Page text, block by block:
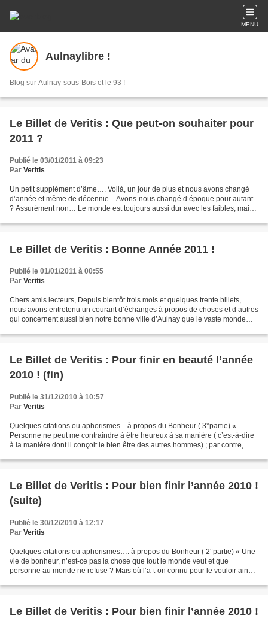
MENU
Aulnaylibre !
Blog sur Aulnay-sous-Bois et le 93 !
Le Billet de Veritis : Que peut-on souhaiter pour
2011 ?
Publié le 03/01/2011 à 09:23
Par Veritis
Un petit supplément d’âme…. Voilà, un jour de plus et nous avons changé
d’année et même de décennie…Avons-nous changé d’époque pour autant
? Assurément non… Le monde est toujours aussi dur avec les faibles, mais
Le Billet de Veritis : Bonne Année 2011 !
Publié le 01/01/2011 à 00:55
Par Veritis
Chers amis lecteurs, Depuis bientôt trois mois et quelques trente billets,
nous avons entretenu un courant d’échanges à propos de choses et d’autres
qui concernent aussi bien notre bonne ville d’Aulnay que le vaste monde
Le Billet de Veritis : Pour finir en beauté l’année
2010 ! (fin)
Publié le 31/12/2010 à 10:57
Par Veritis
Quelques citations ou aphorismes…à propos du Bonheur ( 3°partie) «
Personne ne peut me contraindre à être heureux à sa manière ( c’est-à-dire
à la manière dont il conçoit le bien être des autres hommes) ; par contre,
Le Billet de Veritis : Pour bien finir l’année 2010 !
(suite)
Publié le 30/12/2010 à 12:17
Par Veritis
Quelques citations ou aphorismes…. à propos du Bonheur ( 2°partie) « Une
vie de bonheur, n’est-ce pas la chose que tout le monde veut et que
personne au monde ne refuse ? Mais où l’a-t-on connu pour le vouloir ainsi
Le Billet de Veritis : Pour bien finir l’année 2010 !